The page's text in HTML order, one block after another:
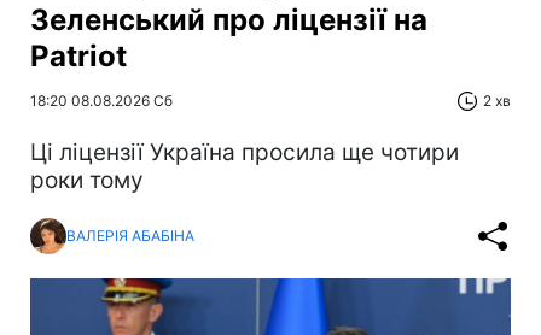
Зеленський про ліцензії на
Patriot
18:20 08.08.2026 Сб 2 хв
Ці ліцензії Україна просила ще чотири
роки тому
ВАЛЕРІЯ АБАБІНА